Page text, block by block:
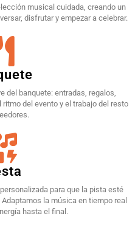
musical cuidada, creando un
disfrutar y empezar a celebrar.
del banquete: entradas, regalos,
del evento y el trabajo del resto
para que la pista esté
la música en tiempo real
hasta el final.